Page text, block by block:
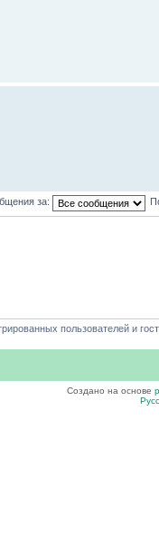
за:
пользователей и
Создано на основе